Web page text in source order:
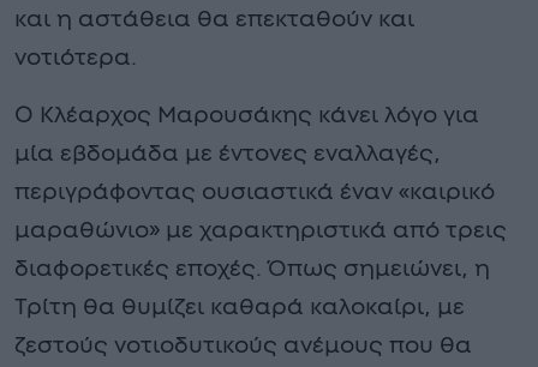
και η αστάθεια θα επεκταθούν και
νοτιότερα.
Ο Κλέαρχος Μαρουσάκης κάνει λόγο για
μία εβδομάδα με έντονες εναλλαγές,
περιγράφοντας ουσιαστικά έναν «καιρικό
μαραθώνιο» με χαρακτηριστικά από τρεις
διαφορετικές εποχές. Όπως σημειώνει, η
Τρίτη θα θυμίζει καθαρά καλοκαίρι, με
ζεστούς νοτιοδυτικούς ανέμους που θα